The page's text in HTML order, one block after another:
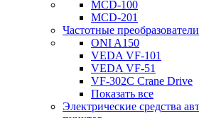
MCD-100
MCD-201
Частотные преобразователи
ONI A150
VEDA VF-101
VEDA VF-51
VF-302C Crane Drive
Показать все
Электрические средства